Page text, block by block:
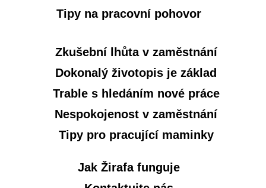
Tipy na pracovní pohovor
Zkušební lhůta v zaměstnání
Dokonalý životopis je základ
Trable s hledáním nové práce
Nespokojenost v zaměstnání
Tipy pro pracující maminky
Jak Žirafa funguje